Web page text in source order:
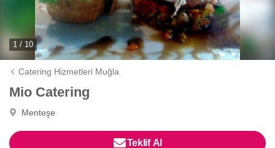
1 / 10
Catering Hizmetleri Muğla
Mio Catering
Menteşe
Teklif Al